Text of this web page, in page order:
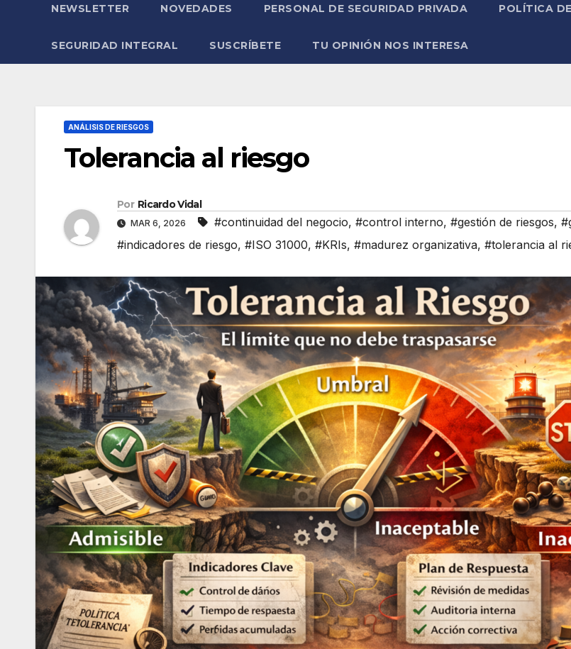
NEWSLETTER NOVEDADES PERSONAL DE SEGURIDAD PRIVADA POLÍTICA
SEGURIDAD INTEGRAL SUSCRÍBETE TU OPINIÓN NOS INTERESA
ANÁLISIS DE RIESGOS
Tolerancia al riesgo
Por Ricardo Vidal
MAR 6, 2026 #continuidad del negocio, #control interno, #gestión de riesgos,
#indicadores de riesgo, #ISO 31000, #KRIs, #madurez organizativa, #tolerancia al